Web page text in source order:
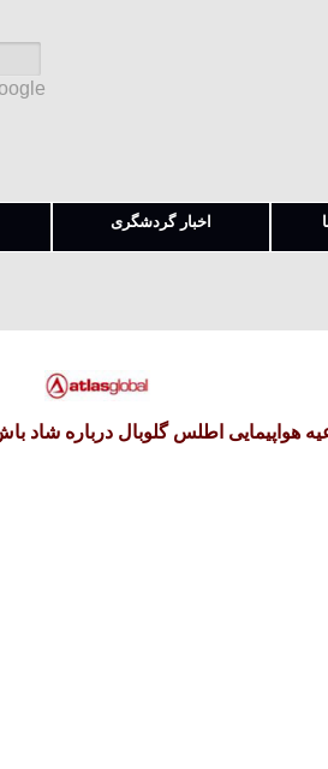
اخبار گردشگری
هواپیمایی اطلس گلوبال درباره